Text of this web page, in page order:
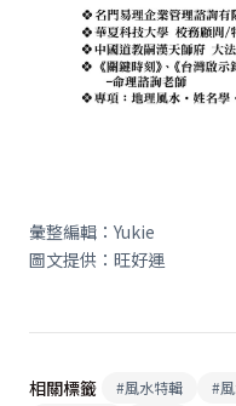
彙整編輯：Yukie
圖文提供：旺好運
相關標籤 #風水特輯 #